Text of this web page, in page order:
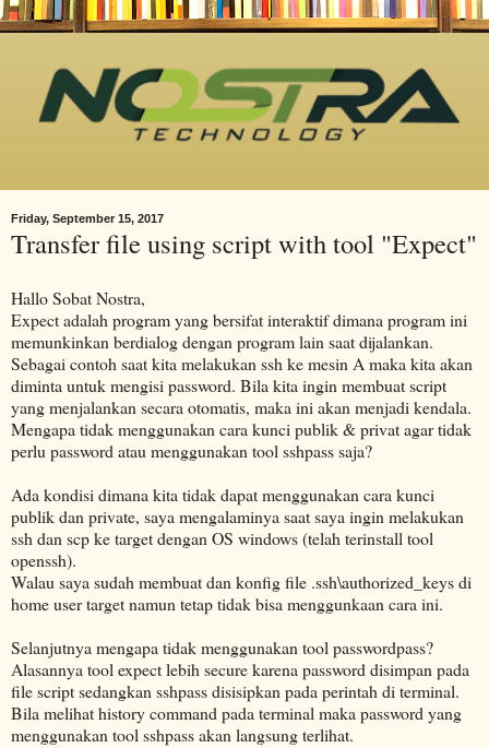
Friday, September 15, 2017
Transfer file using script with tool "Expect"
Hallo Sobat Nostra,
Expect adalah program yang bersifat interaktif dimana program ini
memunkinkan berdialog dengan program lain saat dijalankan.
Sebagai contoh saat kita melakukan ssh ke mesin A maka kita akan
diminta untuk mengisi password. Bila kita ingin membuat script
yang menjalankan secara otomatis, maka ini akan menjadi kendala.
Mengapa tidak menggunakan cara kunci publik & privat agar tidak
perlu password atau menggunakan tool sshpass saja?
Ada kondisi dimana kita tidak dapat menggunakan cara kunci
publik dan private, saya mengalaminya saat saya ingin melakukan
ssh dan scp ke target dengan OS windows (telah terinstall tool
openssh).
Walau saya sudah membuat dan konfig file .ssh\authorized_keys di
home user target namun tetap tidak bisa menggunkaan cara ini.
Selanjutnya mengapa tidak menggunakan tool passwordpass?
Alasannya tool expect lebih secure karena password disimpan pada
file script sedangkan sshpass disisipkan pada perintah di terminal.
Bila melihat history command pada terminal maka password yang
menggunakan tool sshpass akan langsung terlihat.